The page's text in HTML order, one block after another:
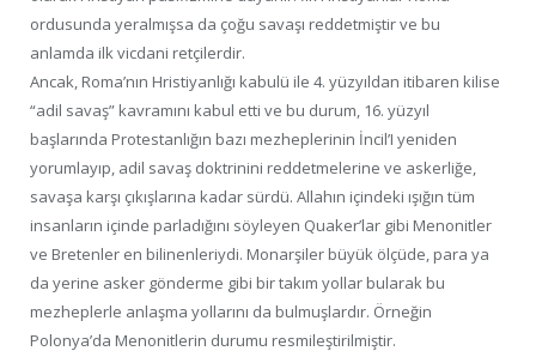
ordusunda yeralmışsa da çoğu savaşı reddetmiştir ve bu
anlamda ilk vicdani retçilerdir.
Ancak, Roma’nın Hristiyanlığı kabulü ile 4. yüzyıldan itibaren kilise
“adil savaş” kavramını kabul etti ve bu durum, 16. yüzyıl
başlarında Protestanlığın bazı mezheplerinin İncil’I yeniden
yorumlayıp, adil savaş doktrinini reddetmelerine ve askerliğe,
savaşa karşı çıkışlarına kadar sürdü. Allahın içindeki ışığın tüm
insanların içinde parladığını söyleyen Quaker’lar gibi Menonitler
ve Bretenler en bilinenleriydi. Monarşiler büyük ölçüde, para ya
da yerine asker gönderme gibi bir takım yollar bularak bu
mezheplerle anlaşma yollarını da bulmuşlardır. Örneğin
Polonya’da Menonitlerin durumu resmileştirilmiştir.